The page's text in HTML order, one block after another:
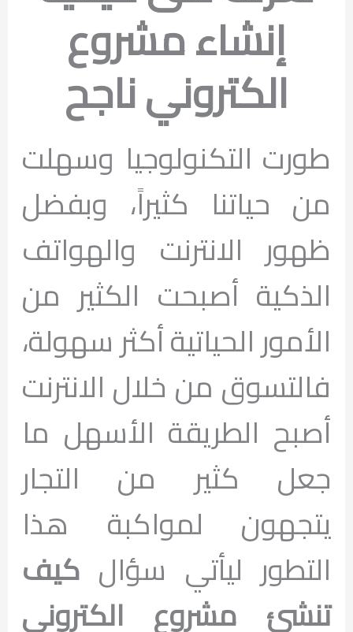
إنشاء مشروع
الكتروني ناجح
طورت التكنولوجيا وسهلت
من حياتنا كثيراً، وبفضل
ظهور الانترنت والهواتف
الذكية أصبحت الكثير من
الأمور الحياتية أكثر سهولة،
فالتسوق من خلال الانترنت
أصبح الطريقة الأسهل ما
جعل كثير من التجار
يتجهون لمواكبة هذا
التطور ليأتي سؤال كيف
تنشئ مشروع الكتروني